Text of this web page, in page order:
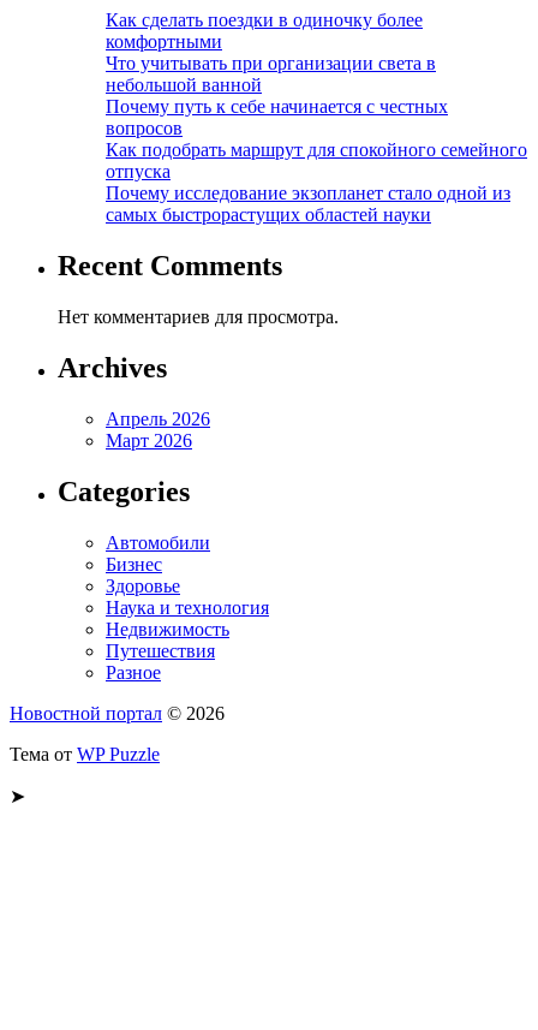
Как сделать поездки в одиночку более
комфортными
Что учитывать при организации света в
небольшой ванной
Почему путь к себе начинается с честных
вопросов
Как подобрать маршрут для спокойного семейного
отпуска
Почему исследование экзопланет стало одной из
самых быстрорастущих областей науки
Recent Comments
Нет комментариев для просмотра.
Archives
Апрель 2026
Март 2026
Categories
Автомобили
Бизнес
Здоровье
Наука и технология
Недвижимость
Путешествия
Разное
Новостной портал © 2026
Тема от WP Puzzle
➤